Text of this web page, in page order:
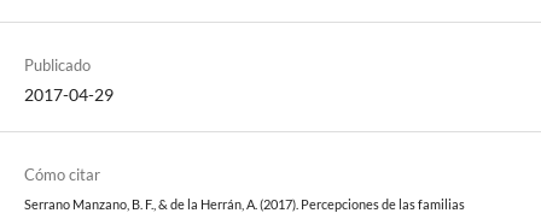
Publicado
2017-04-29
Cómo citar
Serrano Manzano, B. F., & de la Herrán, A. (2017). Percepciones de las familias